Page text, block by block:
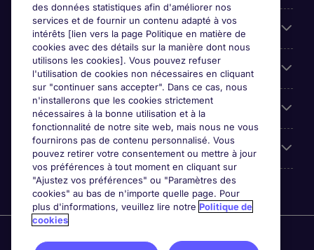
Cookie settings
Espace Entreprises
Qui Sommes-Nous ?
Accreditations
des données statistiques afin d'améliorer nos
services et de fournir un contenu adapté à vos
intérêts [lien vers la page Politique en matière de
cookies avec des détails sur la manière dont nous
utilisons les cookies]. Vous pouvez refuser
l'utilisation de cookies non nécessaires en cliquant
sur "continuer sans accepter". Dans ce cas, nous
n'installerons que les cookies strictement
nécessaires à la bonne utilisation et à la
fonctionnalité de notre site web, mais nous ne vous
fournirons pas de contenu personnalisé. Vous
pouvez retirer votre consentement ou mettre à jour
vos préférences à tout moment en cliquant sur
"Ajustez vos préférences" ou "Paramètres des
cookies" au bas de n'importe quelle page. Pour
plus d'informations, veuillez lire notre Politique de
cookies